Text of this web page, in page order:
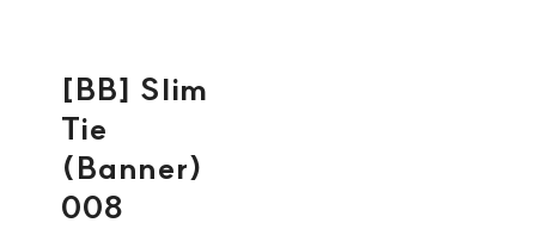
[BB] Slim
Tie
(Banner)
008